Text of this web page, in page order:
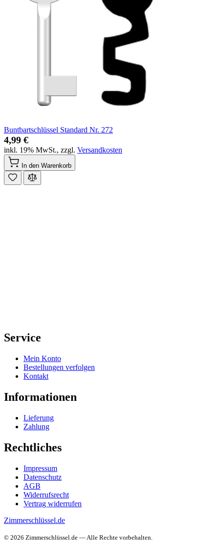
Buntbartschlüssel Standard Nr. 272
4,99 €
inkl. 19% MwSt., zzgl. Versandkosten
In den Warenkorb
Service
Mein Konto
Bestellungen verfolgen
Kontakt
Informationen
Lieferung
Zahlung
Rechtliches
Impressum
Datenschutz
AGB
Widerrufsrecht
Vertrag widerrufen
Zimmerschlüssel.de
© 2026 Zimmerschlüssel.de — Alle Rechte vorbehalten.